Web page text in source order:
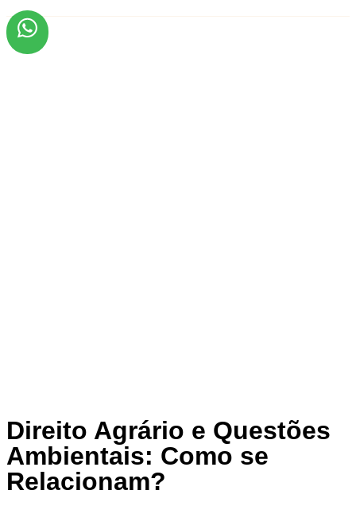
Direito Agrário e Questões
Ambientais: Como se
Relacionam?